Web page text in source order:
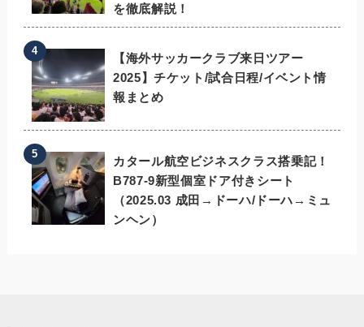
を徹底解説！
【海外サッカークラブ来日ツアー
2025】チケット/試合日程/イベント情
報まとめ
カタール航空ビジネスクラス搭乗記！
B787-9新型個室ドア付きシート
（2025.03 成田→ドーハ/ドーハ→ミュ
ンヘン）